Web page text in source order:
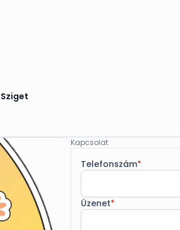
Kapcsolat
Telefonszám*
Üzenet*